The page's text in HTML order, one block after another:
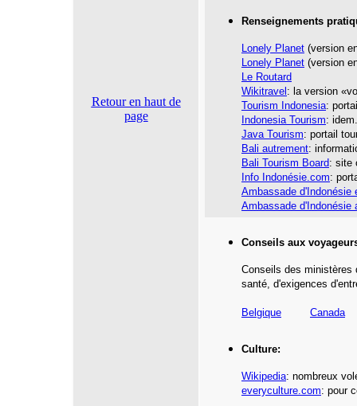
Retour en haut de
page
Renseignements
Lonely Planet (version
Lonely Planet (version
Le Routard
Wikitravel : la version
Tourism Indonesia:
Indonesia Tourism: idem.
Java Tourism: portail
Bali autrement:
Bali Tourism Board: site
Info Indonésie.com:
Ambassade d'Indonésie
Ambassade d'Indonésie
Conseils aux
Conseils des ministères
santé, d'exigences
Belgique Canada
Culture:
Wikipedia: nombreux
everyculture.com: pour